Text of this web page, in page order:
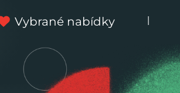
Vybrané nabídky |